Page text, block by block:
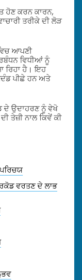
ਹੋਣ ਕਰਨ ਕਾਰਨ,
ਤਰੀਕੇ ਦੀ ਲੋੜ
ਆਪਣੀ
ਵਿਧੀਆਂ ਨੂੰ
ਰਿਹਾ ਹੈ। ਇਹ
ਪੀਛੇ ਹਨ ਅਤੇ
ਦੇ ਉਦਾਹਰਣ ਨੂੰ ਵੇਖੋ
ਤੇਜ਼ੀ ਨਾਲ ਕਿਵੇਂ ਕੀ
ਵਰਤਣ ਦੇ ਲਾਭ